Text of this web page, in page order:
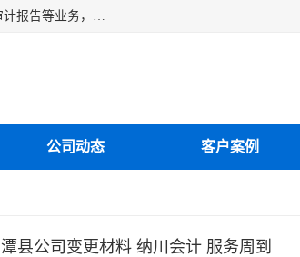
湘潭纳川会计服务有限公司主营从事：湘潭公司账务清理、湘潭公司注销、代理记账、公司变更、公司注册、审计报告等业务，公司设立有专门的代理注册部门，现有工商代办专员，部门经理从事工商代办多年，对各地区公司注册、公司变更、进出口业务等流程以及各行业公司注册、变更所需注意的细节都非常熟悉。
公司动态 客户案例
县公司变更材料 纳川会计 服务周到